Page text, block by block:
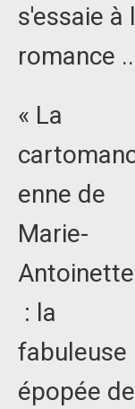
s'essaie à
romance
« La
enne de
Marie-
: la
fabuleuse
épopée de